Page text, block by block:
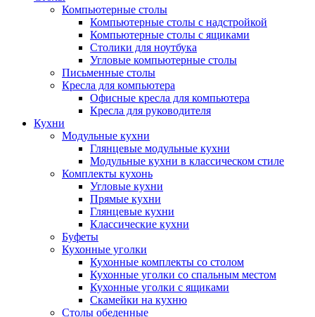
Компьютерные столы
Компьютерные столы с надстройкой
Компьютерные столы с ящиками
Столики для ноутбука
Угловые компьютерные столы
Письменные столы
Кресла для компьютера
Офисные кресла для компьютера
Кресла для руководителя
Кухни
Модульные кухни
Глянцевые модульные кухни
Модульные кухни в классическом стиле
Комплекты кухонь
Угловые кухни
Прямые кухни
Глянцевые кухни
Классические кухни
Буфеты
Кухонные уголки
Кухонные комплекты со столом
Кухонные уголки со спальным местом
Кухонные уголки с ящиками
Скамейки на кухню
Столы обеденные